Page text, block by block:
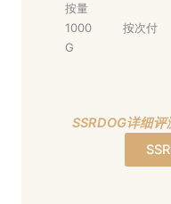
按量
1000
G
按次付
SSRDOG详细